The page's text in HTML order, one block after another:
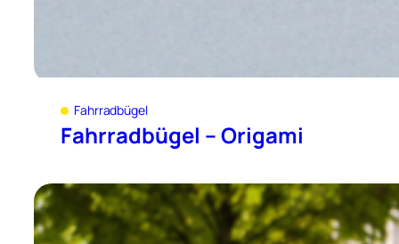
Fahrradbügel
Fahrradbügel – Origami